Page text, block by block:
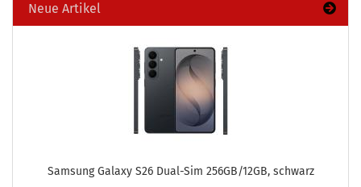
Neue Artikel
Sam­sung Ga­la­xy S26 Dual-​Sim 256GB/12GB, schwarz